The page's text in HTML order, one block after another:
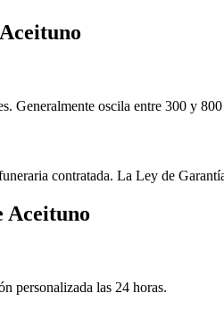
oscila entre 300 y
contratada. La Ley de
Aceituno
personalizada las 24 horas.